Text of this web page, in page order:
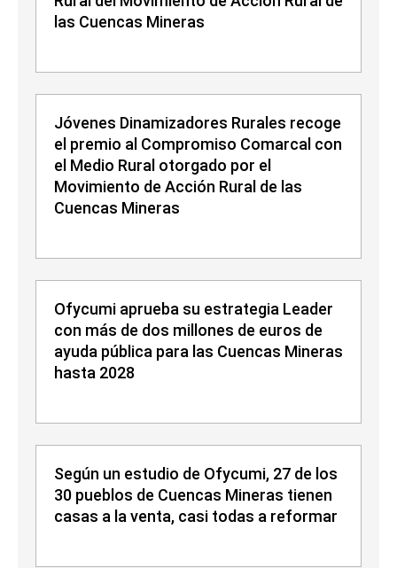
las Cuencas Mineras
Jóvenes Dinamizadores Rurales recoge
el premio al Compromiso Comarcal con
el Medio Rural otorgado por el
Movimiento de Acción Rural de las
Cuencas Mineras
Ofycumi aprueba su estrategia Leader
con más de dos millones de euros de
ayuda pública para las Cuencas Mineras
hasta 2028
Según un estudio de Ofycumi, 27 de los
30 pueblos de Cuencas Mineras tienen
casas a la venta, casi todas a reformar